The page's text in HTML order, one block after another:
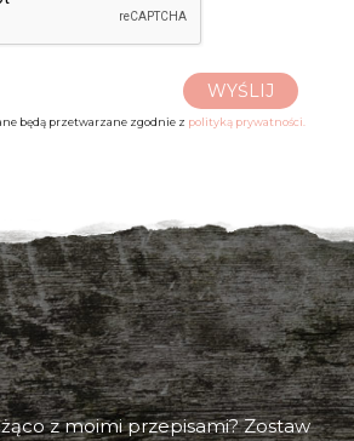
WYŚLIJ
będą przetwarzane zgodnie z polityką prywatności.
z moimi przepisami? Zostaw